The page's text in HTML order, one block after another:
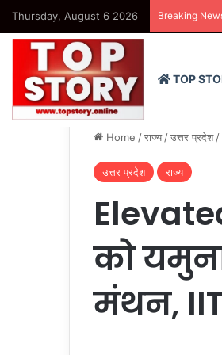
Thursday, August 6 2026 Breaking
TOP
Home /राज्य /उत्तर प्रदेश /
उत्तर प्रदेश राज्य
को
मंथन,